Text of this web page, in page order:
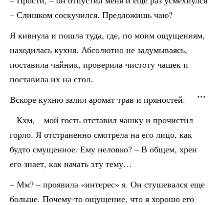
– Слишком соскучился. Предложишь чаю?
Я кивнула и пошла туда, где, по моим ощущениям,
находилась кухня. Абсолютно не задумываясь,
поставила чайник, проверила чистоту чашек и
поставила их на стол.
Вскоре кухню залил аромат трав и пряностей.
– Кхм, – мой гость отставил чашку и прочистил
горло. Я отстраненно смотрела на его лицо, как
будто смущенное. Ему неловко? – В общем, хрен
его знает, как начать эту тему…
– Мм? – проявила «интерес» я. Он стушевался еще
больше. Почему-то ощущение, что я хорошо его